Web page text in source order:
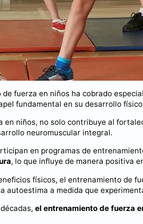
fuerza en niños ha cobrado
fundamental en su desarrollo
en niños, no solo contribuye al
neuromuscular integral.
en programas de
, lo que influye de manera positiva
físicos, el entrenamiento de
autoestima a medida que
el entrenamiento de fuerza